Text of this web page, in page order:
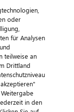
Kontakt
oder
für Analysen
teilweise an
Drittland
in den